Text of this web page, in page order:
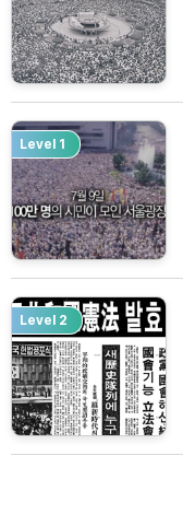
Level 1
Level 2